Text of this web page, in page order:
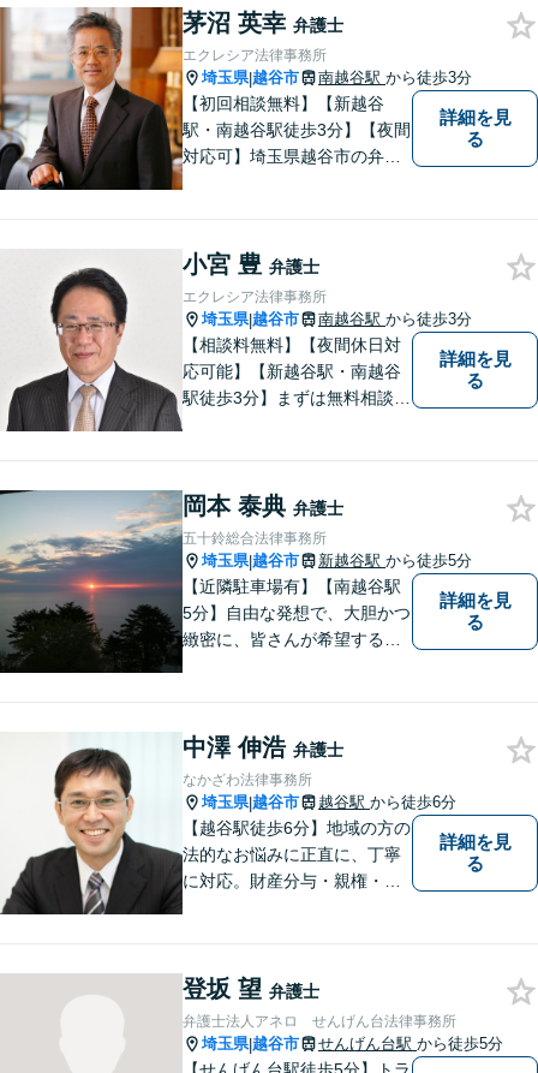
茅沼 英幸 弁護士
エクレシア法律事務所
埼玉県|越谷市 南越谷駅 から徒歩3分
【初回相談無料】【新越谷
駅・南越谷駅徒歩3分】【夜間
対応可】埼玉県越谷市の弁護
詳細を見
る
小宮 豊 弁護士
エクレシア法律事務所
埼玉県|越谷市 南越谷駅 から徒歩3分
【相談料無料】【夜間休日対
応可能】【新越谷駅・南越谷
駅徒歩3分】まずは無料相談
詳細を見
る
岡本 泰典 弁護士
五十鈴総合法律事務所
埼玉県|越谷市 新越谷駅 から徒歩5分
【近隣駐車場有】【南越谷駅
5分】自由な発想で、大胆かつ
緻密に、皆さんが希望する結
くなります。 お早めにご相談
ください。
詳細を見
る
中澤 伸浩 弁護士
なかざわ法律事務所
埼玉県|越谷市 越谷駅 から徒歩6分
【越谷駅徒歩6分】地域の方の
法的なお悩みに正直に、丁寧
に対応。財産分与・親権・養
近なお困りごとはお気軽にご
相談ください。
詳細を見
る
登坂 望 弁護士
弁護士法人アネロ せんげん台法律事務所
埼玉県|越谷市 せんげん台駅 から徒歩5分